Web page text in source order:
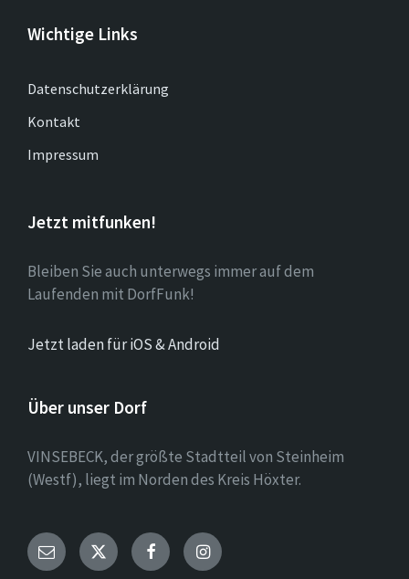
Wichtige Links
Datenschutzerklärung
Kontakt
Impressum
Jetzt mitfunken!
Bleiben Sie auch unterwegs immer auf dem
Laufenden mit DorfFunk!
Jetzt laden für iOS & Android
Über unser Dorf
VINSEBECK, der größte Stadtteil von Steinheim
(Westf), liegt im Norden des Kreis Höxter.
Email TwitterFacebookInstagram